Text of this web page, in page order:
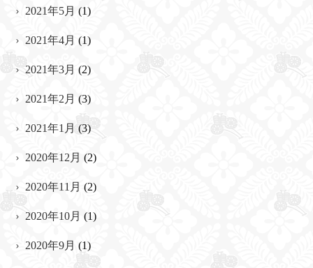
2021年5月 (1)
2021年4月 (1)
2021年3月 (2)
2021年2月 (3)
2021年1月 (3)
2020年12月 (2)
2020年11月 (2)
2020年10月 (1)
2020年9月 (1)